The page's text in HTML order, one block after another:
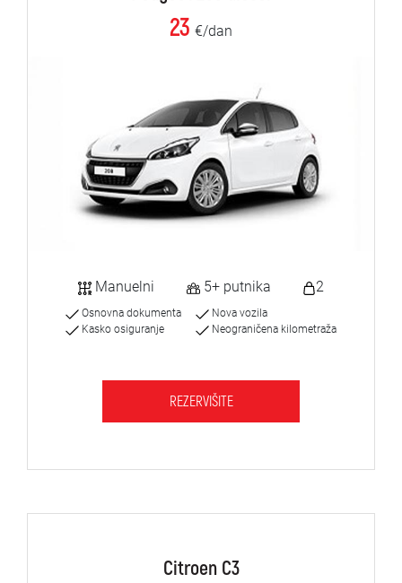
23 €/dan
Manuelni 5+ putnika 2
Osnovna dokumenta
Kasko osiguranje
Nova vozila
Neograničena kilometraža
REZERVIŠITE
Citroen C3